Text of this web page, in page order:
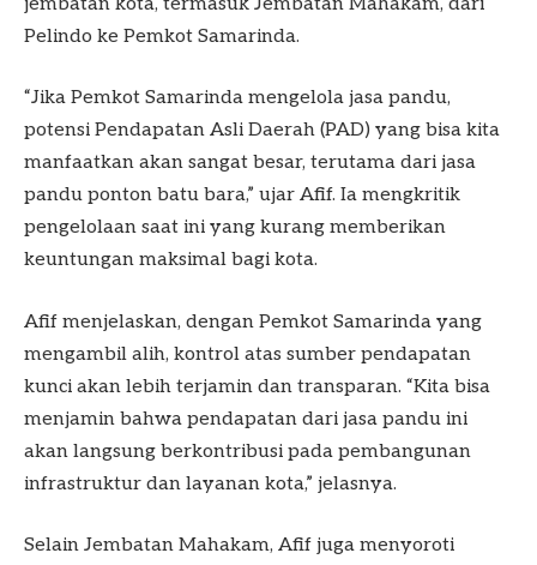
Pelindo ke Pemkot Samarinda.
“Jika Pemkot Samarinda mengelola jasa pandu,
potensi Pendapatan Asli Daerah (PAD) yang bisa kita
manfaatkan akan sangat besar, terutama dari jasa
pandu ponton batu bara,” ujar Afif. Ia mengkritik
pengelolaan saat ini yang kurang memberikan
keuntungan maksimal bagi kota.
Afif menjelaskan, dengan Pemkot Samarinda yang
mengambil alih, kontrol atas sumber pendapatan
kunci akan lebih terjamin dan transparan. “Kita bisa
menjamin bahwa pendapatan dari jasa pandu ini
akan langsung berkontribusi pada pembangunan
infrastruktur dan layanan kota,” jelasnya.
Selain Jembatan Mahakam, Afif juga menyoroti